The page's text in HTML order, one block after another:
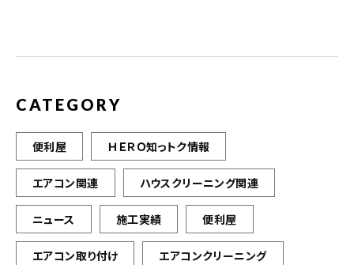
CATEGORY
便利屋 ＨＥＲＯ知っトク情報
エアコン関連 ハウスクリーニング関連
ニュース 施工実績 便利屋
エアコン取り付け エアコンクリーニング